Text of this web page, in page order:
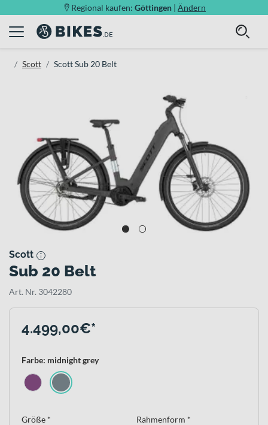
Regional kaufen: Göttingen | Ändern
Scott Scott Sub 20 Belt
Scott
Sub 20 Belt
Art. Nr. 3042280
4.499,00€*
Farbe: midnight grey
Größe * Rahmenform *